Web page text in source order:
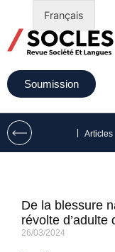
Soumission
Articles
De la blessure
révolte
26/03/2024
Français